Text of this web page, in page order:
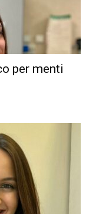
per menti